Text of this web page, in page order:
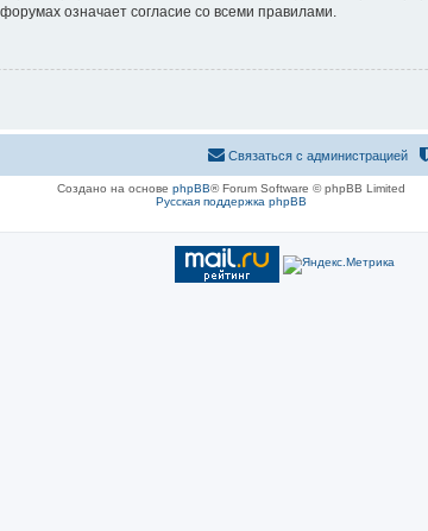
означает согласие со всеми правилами.
Связаться с администрацией
Создано на основе phpBB® Forum Software © phpBB Limited
Русская поддержка phpBB